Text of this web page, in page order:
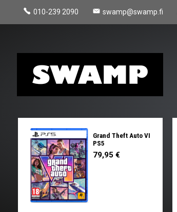
010-239 2090 swamp@swamp.fi
Grand Theft Auto VI
PS5
79,95 €